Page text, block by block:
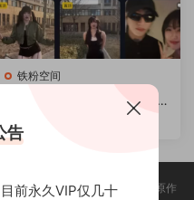
铁粉空间
壮壮姐姐微博微密铁粉空间
有资源均收集于网络，版权归原作
告
前永久VIP仅几十